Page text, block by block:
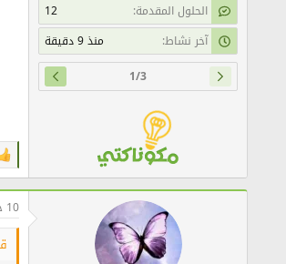
الحلول المقدمة
12
آخر نشاط
منذ 9 دقيقة
1/3
ا
ل
ت
ف
ا
ع
10 جانفي 2018